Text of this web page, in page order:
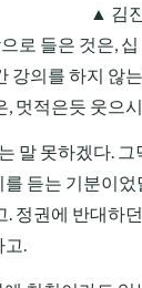
▲ 김
로 들은 것은,
강의를 하지 않
, 멋적은듯 웃으
말 못하겠다.
듣는 기분이
. 정권에 반대하
고.